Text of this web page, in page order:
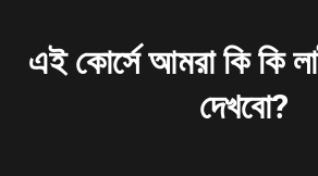
এই কোর্সে আমরা কি কি
দেখবো?